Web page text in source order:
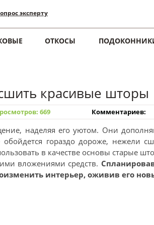
эксперту
ОТКОСЫ
красивые шторы
669 Комментариев:
наделяя его уютом. Они
обойдется гораздо дороже, нежели
в качестве основы старые
вложениями средств.
интерьер, оживив его